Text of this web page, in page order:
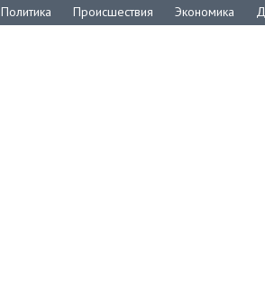
Политика Происшествия Экономика